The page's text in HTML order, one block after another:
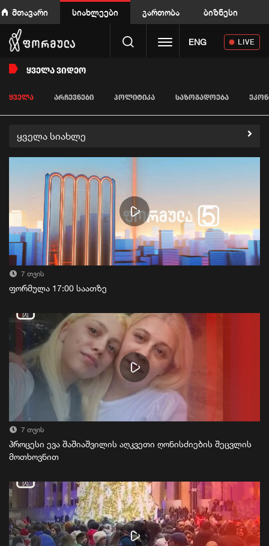
მთავარი სიახლეები გართობა ბიზნესი
Toggle navigation
ENG LIVE
ᲧᲕᲔᲚᲐ ᲕᲘᲓᲔᲝ
ᲧᲕᲔᲚᲐ ᲐᲠᲩᲔᲕᲜᲔᲑᲘ ᲞᲝᲚᲘᲢᲘᲙᲐ ᲡᲐᲖᲝᲒᲐᲓᲝᲔᲑᲐ
ყველა სიახლე
7 თვის
ფორმულა 17:00 საათზე
7 თვის
პროცესი ევა შაშიაშვილის აღკვეთი ღონისძიების შეცვლის
მოთხოვნით